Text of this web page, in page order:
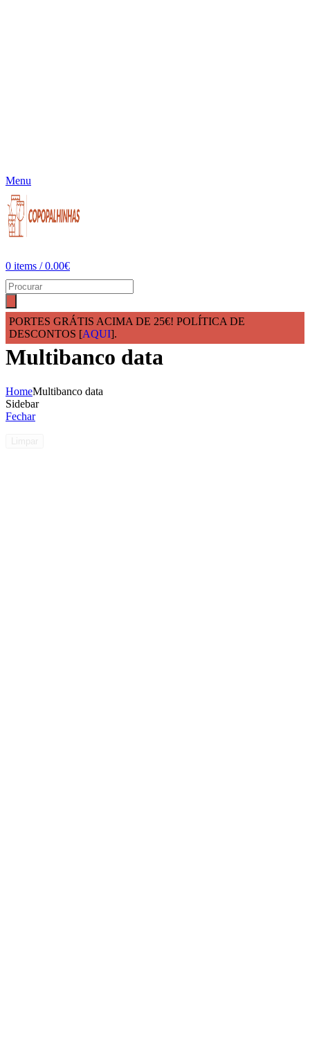
Menu
0 items / 0.00€
PORTES GRÁTIS ACIMA DE 25€! POLÍTICA DE
DESCONTOS [AQUI].
Multibanco data
HomeMultibanco data
Sidebar
Fechar